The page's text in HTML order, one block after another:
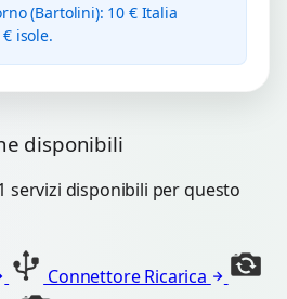
(Bartolini): 10 € Italia
isole.
disponibili
servizi disponibili per questo
Connettore Ricarica